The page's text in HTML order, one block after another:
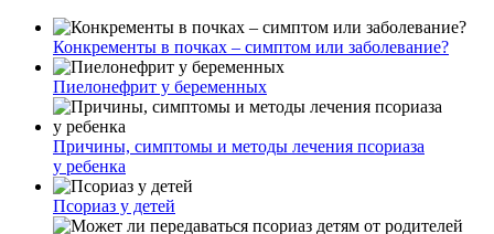
Конкременты в почках – симптом или заболевание?
Пиелонефрит у беременных
Причины, симптомы и методы лечения псориаза
у ребенка
Псориаз у детей